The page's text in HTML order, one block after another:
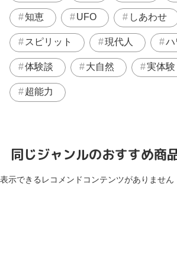
知恵 UFO しあわせ
スピリット 現代人 ハ
体験談 大自然 実体験
超能力
同じジャンルのおすすめ商
表示できるレコメンドコンテンツがありません